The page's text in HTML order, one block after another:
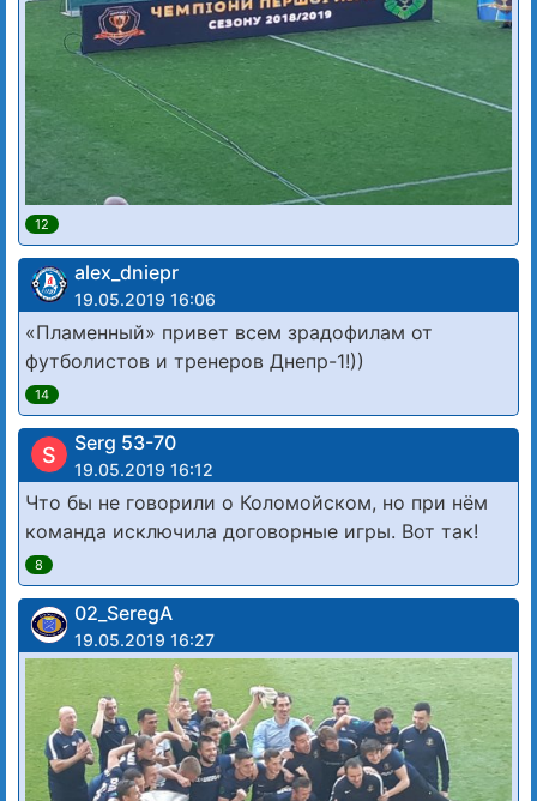
12
alex_dniepr
19.05.2019 16:06
«Пламенный» привет всем зрадофилам от
футболистов и тренеров Днепр-1!))
14
S Serg 53-70
19.05.2019 16:12
Что бы не говорили о Коломойском, но при нём
команда исключила договорные игры. Вот так!
8
02_SeregA
19.05.2019 16:27